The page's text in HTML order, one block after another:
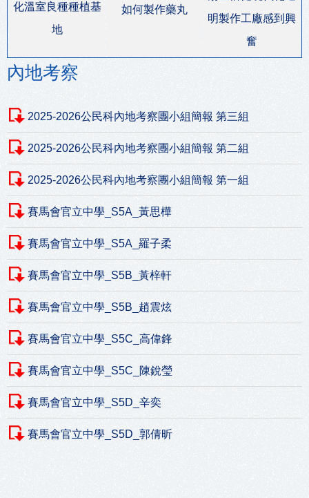
化溫室良種種植基
地
如何製作藥丸
明製作工廠感到興
奮
內地考察
2025-2026公民科內地考察團小組簡報 第三組
2025-2026公民科內地考察團小組簡報 第二組
2025-2026公民科內地考察團小組簡報 第一組
賽馬會官立中學_S5A_黃思樺
賽馬會官立中學_S5A_羅子柔
賽馬會官立中學_S5B_黃梓軒
賽馬會官立中學_S5B_趙震炫
賽馬會官立中學_S5C_高偉鋒
賽馬會官立中學_S5C_陳銳瑩
賽馬會官立中學_S5D_辛奕
賽馬會官立中學_S5D_郭倩昕